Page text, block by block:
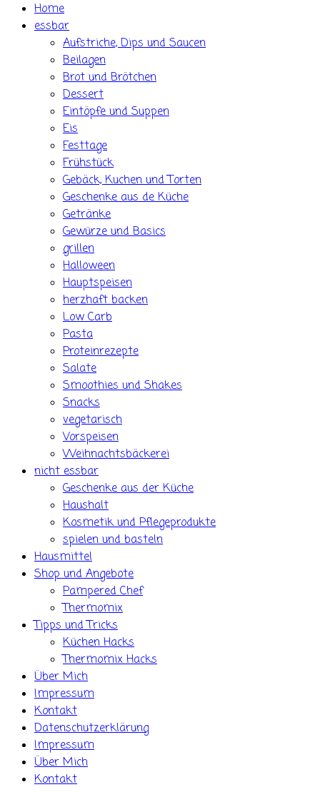
Home
essbar
Aufstriche, Dips und Saucen
Beilagen
Brot und Brötchen
Dessert
Eintöpfe und Suppen
Eis
Festtage
Frühstück
Gebäck, Kuchen und Torten
Geschenke aus de Küche
Getränke
Gewürze und Basics
grillen
Halloween
Hauptspeisen
herzhaft backen
Low Carb
Pasta
Proteinrezepte
Salate
Smoothies und Shakes
Snacks
vegetarisch
Vorspeisen
Weihnachtsbäckerei
nicht essbar
Geschenke aus der Küche
Haushalt
Kosmetik und Pflegeprodukte
spielen und basteln
Hausmittel
Shop und Angebote
Pampered Chef
Thermomix
Tipps und Tricks
Küchen Hacks
Thermomix Hacks
Über Mich
Impressum
Kontakt
Datenschutzerklärung
Impressum
Über Mich
Kontakt